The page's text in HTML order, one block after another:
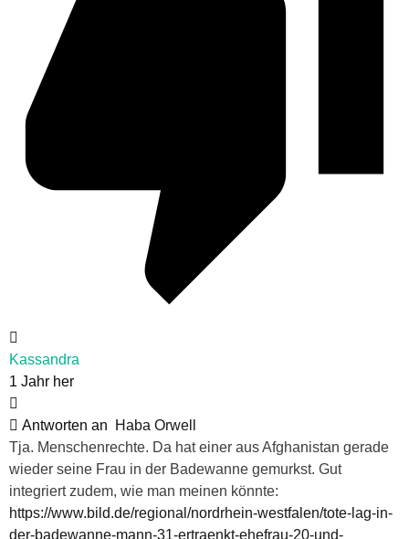
Kassandra
1 Jahr her
Antworten an
Haba Orwell
Tja. Menschenrechte. Da hat einer aus Afghanistan gerade
wieder seine Frau in der Badewanne gemurkst. Gut
integriert zudem, wie man meinen könnte:
https://www.bild.de/regional/nordrhein-westfalen/tote-lag-in-
der-badewanne-mann-31-ertraenkt-ehefrau-20-und-